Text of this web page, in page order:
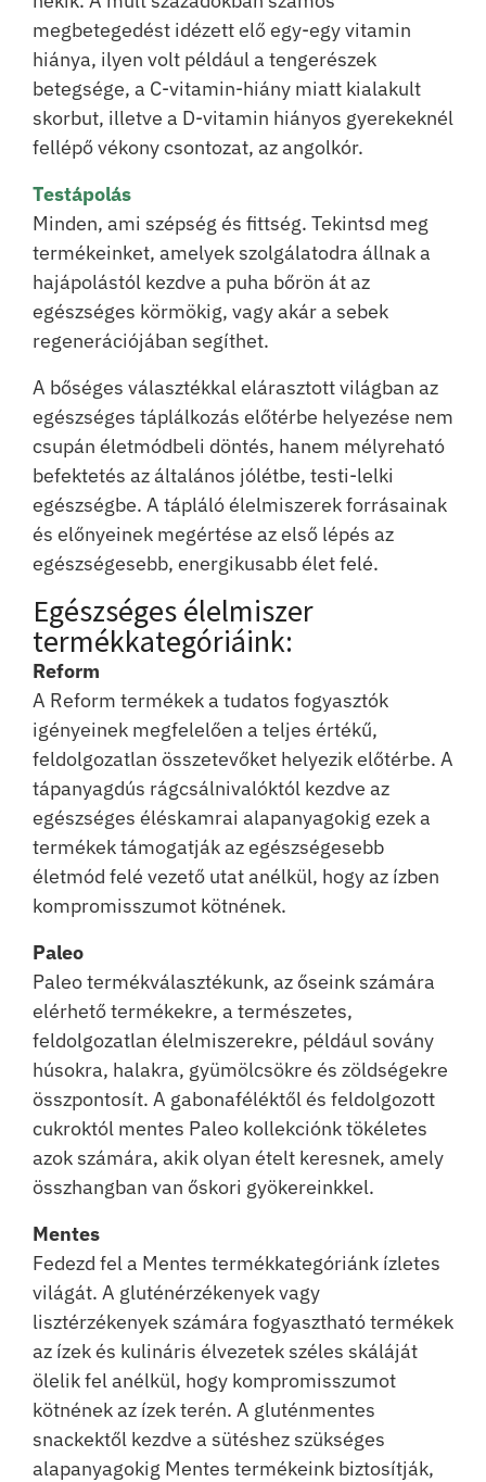
megbetegedést idézett elő egy-egy vitamin
hiánya, ilyen volt például a tengerészek
betegsége, a C-vitamin-hiány miatt kialakult
skorbut, illetve a D-vitamin hiányos gyerekeknél
fellépő vékony csontozat, az angolkór.
Testápolás
Minden, ami szépség és fittség. Tekintsd meg
termékeinket, amelyek szolgálatodra állnak a
hajápolástól kezdve a puha bőrön át az
egészséges körmökig, vagy akár a sebek
regenerációjában segíthet.
A bőséges választékkal elárasztott világban az
egészséges táplálkozás előtérbe helyezése nem
csupán életmódbeli döntés, hanem mélyreható
befektetés az általános jólétbe, testi-lelki
egészségbe. A tápláló élelmiszerek forrásainak
és előnyeinek megértése az első lépés az
egészségesebb, energikusabb élet felé.
Egészséges élelmiszer
termékkategóriáink:
Reform
A Reform termékek a tudatos fogyasztók
igényeinek megfelelően a teljes értékű,
feldolgozatlan összetevőket helyezik előtérbe. A
tápanyagdús rágcsálnivalóktól kezdve az
egészséges éléskamrai alapanyagokig ezek a
termékek támogatják az egészségesebb
életmód felé vezető utat anélkül, hogy az ízben
kompromisszumot kötnének.
Paleo
Paleo termékválasztékunk, az őseink számára
elérhető termékekre, a természetes,
feldolgozatlan élelmiszerekre, például sovány
húsokra, halakra, gyümölcsökre és zöldségekre
összpontosít. A gabonaféléktől és feldolgozott
cukroktól mentes Paleo kollekciónk tökéletes
azok számára, akik olyan ételt keresnek, amely
összhangban van őskori gyökereinkkel.
Mentes
Fedezd fel a Mentes termékkategóriánk ízletes
világát. A gluténérzékenyek vagy
lisztérzékenyek számára fogyasztható termékek
az ízek és kulináris élvezetek széles skáláját
ölelik fel anélkül, hogy kompromisszumot
kötnének az ízek terén. A gluténmentes
snackektől kezdve a sütéshez szükséges
alapanyagokig Mentes termékeink biztosítják,